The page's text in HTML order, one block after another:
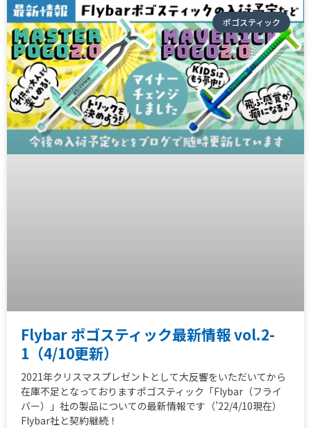
ポゴスティック
Flybar ポゴスティック最新情報 vol.2-
1（4/10更新）
2021年クリスマスプレゼントとして大反響をいただいてから
在庫不足となっておりますポゴスティック「Flybar（フライ
バー）」社の製品についての最新情報です（’22/4/10現在）
Flybar社と契約継続！